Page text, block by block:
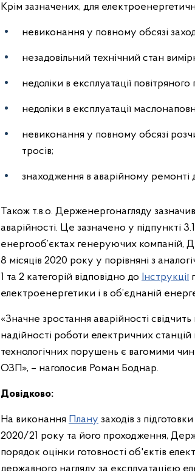
Крім зазначених, для
невиконання у повному обсязі
незадовільний технічний стан
недоліки в експлуатації
недоліки в експлуатації
невиконання у повному обсязі
тросів;
знаходження в аварійному ремонті
Також т.в.о. Держенергонагляду
аварійності. Це зазначено у підпункті
енергооб’єктах генеруючих
8 місяців 2020 року у порівняні з
1 та 2 категорій відповідно до Інструкції
електроенергетики і в об’єднаній
«Значне зростання аварійності
надійності роботи електричних
технологічних порушень є вагомими
ОЗП», – наголосив Роман Боднар.
Довідково:
На виконання Плану заходів з
2020/21 року та його проходження,
порядок оцінки готовності об'єктів